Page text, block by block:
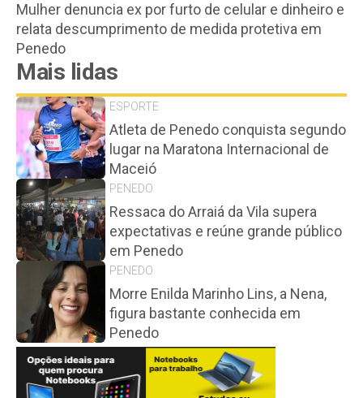
Mulher denuncia ex por furto de celular e dinheiro e
relata descumprimento de medida protetiva em
Penedo
Mais lidas
ESPORTE
Atleta de Penedo conquista segundo
lugar na Maratona Internacional de
Maceió
PENEDO
Ressaca do Arraiá da Vila supera
expectativas e reúne grande público
em Penedo
PENEDO
Morre Enilda Marinho Lins, a Nena,
figura bastante conhecida em
Penedo